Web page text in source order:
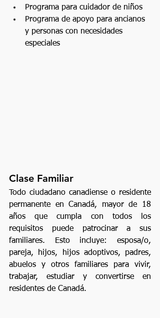
Programa para cuidador de niños
Programa de apoyo para ancianos
y personas con necesidades
especiales
Clase Familiar
Todo ciudadano canadiense o residente
permanente en Canadá, mayor de 18
años que cumpla con todos los
requisitos puede patrocinar a sus
familiares. Esto incluye: esposa/o,
pareja, hijos, hijos adoptivos, padres,
abuelos y otros familiares para vivir,
trabajar, estudiar y convertirse en
residentes de Canadá.